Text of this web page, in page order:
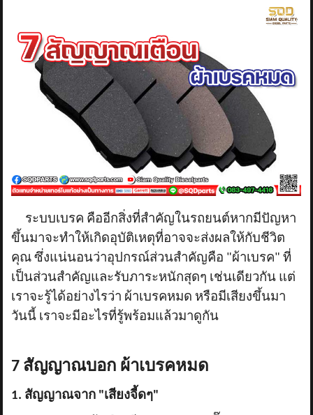
ระบบเบรค คืออีกสิ่งที่สำคัญในรถยนต์หากมีปัญหา
ขึ้นมาจะทำให้เกิดอุบัติเหตุที่อาจจะส่งผลให้กับชีวิต
คุณ ซึ่งแน่นอนว่าอุปกรณ์ส่วนสำคัญคือ "ผ้าเบรค" ที่
เป็นส่วนสำคัญและรับภาระหนักสุดๆ เช่นเดียวกัน แต่
เราจะรู้ได้อย่างไรว่า ผ้าเบรคหมด หรือมีเสียงขึ้นมา
วันนี้ เราจะมีอะไรที่รู้พร้อมแล้วมาดูกัน
7 สัญญาณบอก ผ้าเบรคหมด
1. สัญญาณจาก "เสียงจี้ดๆ"